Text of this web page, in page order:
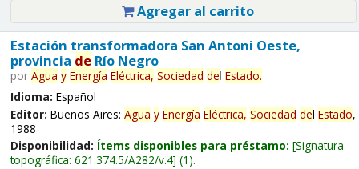
Agregar al carrito
Estación transformadora San Antoni Oeste,
provincia deRío Negro
por Agua y Energía Eléctrica, Sociedad del Estado.
Idioma: Español
Editor: Buenos Aires: Agua y Energía Eléctrica, Sociedad del Estado,
1988
Disponibilidad: Ítems disponibles para préstamo: Signatura
topográfica: 621.374.5/A282/v.4 (1).